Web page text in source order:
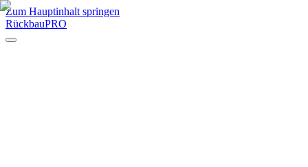
Zum Hauptinhalt springen
RückbauPRO